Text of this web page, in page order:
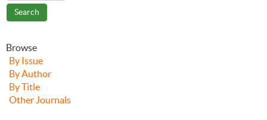
Browse
By Issue
By Author
By Title
Other Journals